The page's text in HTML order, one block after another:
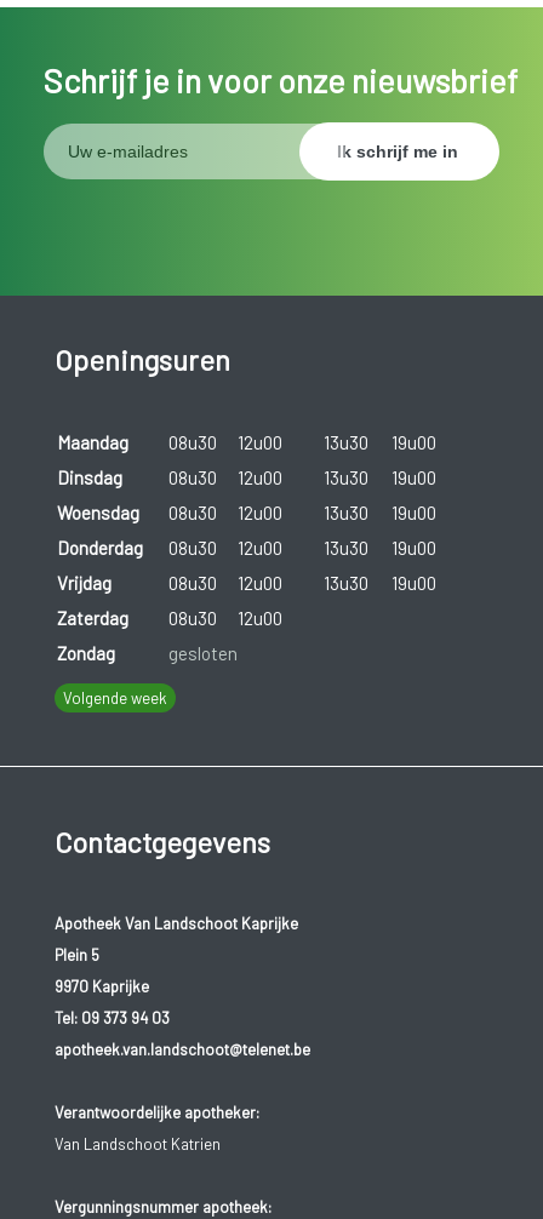
Schrijf je in voor onze nieuwsbrief
Openingsuren
Maandag 08u30 12u00 13u30
19u00
Dinsdag
08u30 12u00 13u30
19u00
Woensdag
08u30 12u00 13u30
19u00
Donderdag
08u30 12u00 13u30
19u00
Vrijdag
08u30 12u00 13u30
19u00
Zaterdag
08u30
12u00
Zondag
gesloten
Volgende week
Contactgegevens
Apotheek Van Landschoot Kaprijke
Plein 5
9970 Kaprijke
Tel: 09 373 94 03
apotheek.van.landschoot@telenet.be
Verantwoordelijke apotheker:
Van Landschoot Katrien
Vergunningsnummer apotheek: